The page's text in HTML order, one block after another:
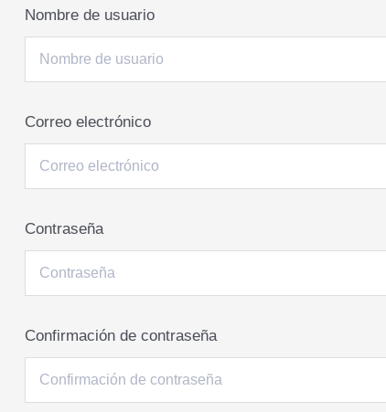
Nombre de usuario
Correo electrónico
Contraseña
Confirmación de contraseña